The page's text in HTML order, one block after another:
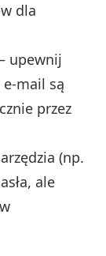
dla
upewnij
są
przez
(np.
ale